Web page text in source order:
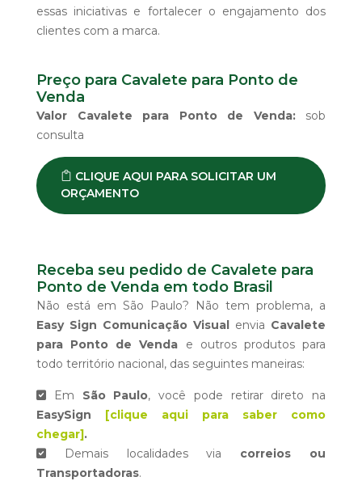
essas iniciativas e fortalecer o engajamento dos
clientes com a marca.
Preço para Cavalete para Ponto de
Venda
Valor Cavalete para Ponto de Venda:sob
consulta
CLIQUE AQUI PARA SOLICITAR UM
ORÇAMENTO
Receba seu pedido de Cavalete para
Ponto de Venda em todo Brasil
Não está em São Paulo? Não tem problema, a
Easy Sign Comunicação Visual envia Cavalete
para Ponto de Venda e outros produtos para
todo território nacional, das seguintes maneiras:
Em São Paulo, você pode retirar direto na
EasySign [clique aqui para saber como
chegar].
Demais localidades via correios ou
Transportadoras.